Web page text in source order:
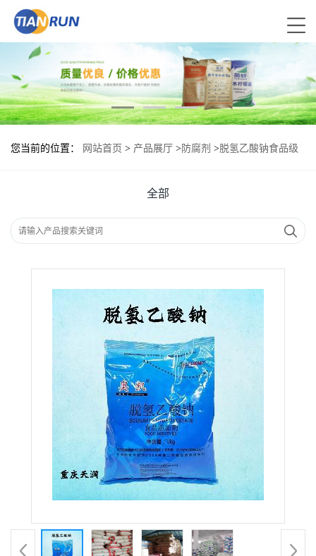
您当前的位置： 网站首页 > 产品展厅 >防腐剂 >脱氢乙酸钠食品级
全部